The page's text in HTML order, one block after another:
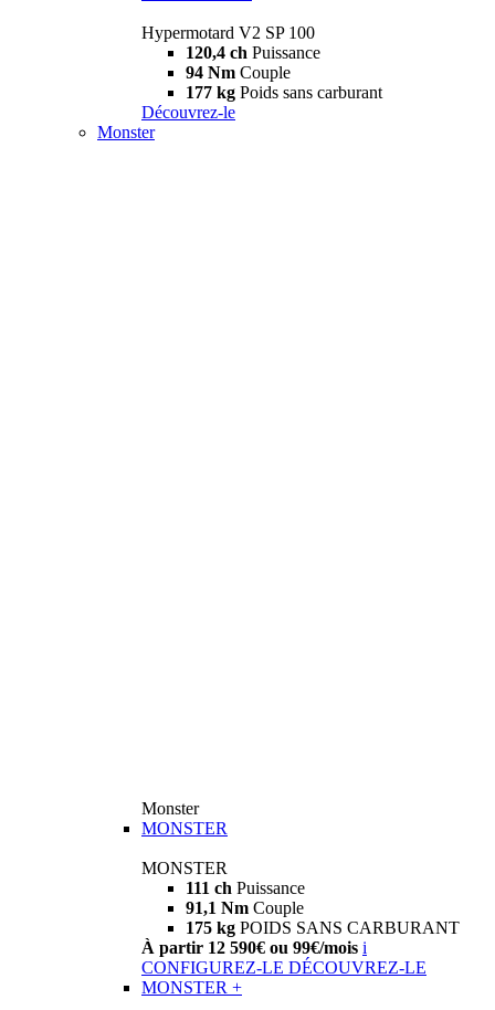
Hypermotard V2 SP 100
120,4 ch Puissance
94 Nm Couple
177 kg Poids sans carburant
Découvrez-le
Monster
Monster
MONSTER
MONSTER
111 ch Puissance
91,1 Nm Couple
175 kg POIDS SANS CARBURANT
À partir 12 590€ ou 99€/mois i
CONFIGUREZ-LE DÉCOUVREZ-LE
MONSTER +